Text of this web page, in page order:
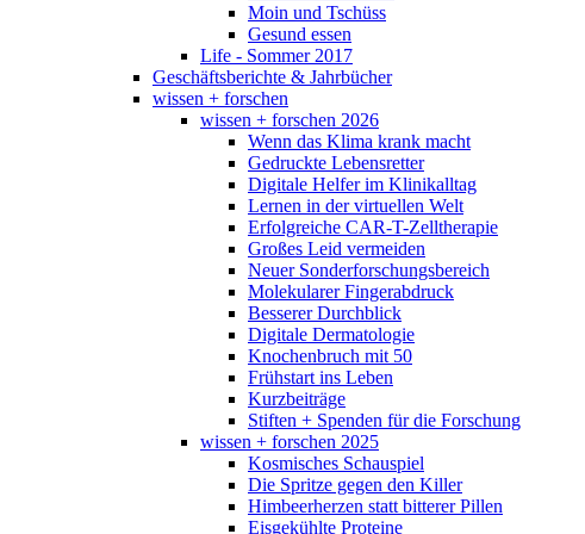
Moin und Tschüss
Gesund essen
Life - Sommer 2017
Geschäftsberichte & Jahrbücher
wissen + forschen
wissen + forschen 2026
Wenn das Klima krank macht
Gedruckte Lebensretter
Digitale Helfer im Klinikalltag
Lernen in der virtuellen Welt
Erfolgreiche CAR-T-Zelltherapie
Großes Leid vermeiden
Neuer Sonderforschungsbereich
Molekularer Fingerabdruck
Besserer Durchblick
Digitale Dermatologie
Knochenbruch mit 50
Frühstart ins Leben
Kurzbeiträge
Stiften + Spenden für die Forschung
wissen + forschen 2025
Kosmisches Schauspiel
Die Spritze gegen den Killer
Himbeerherzen statt bitterer Pillen
Eisgekühlte Proteine